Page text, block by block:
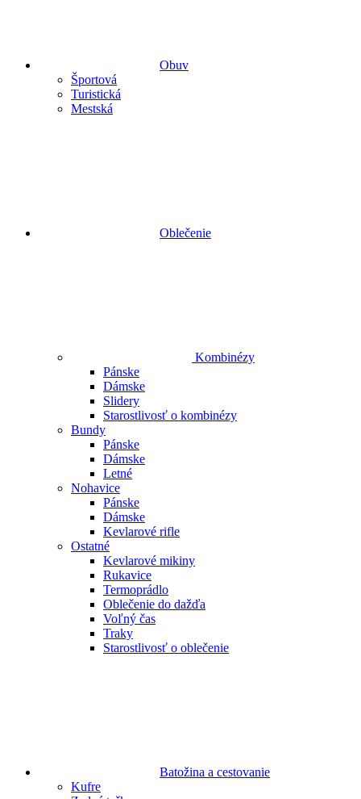
Obuv
Športová
Turistická
Mestská
Oblečenie
Kombinézy
Pánske
Dámske
Slidery
Starostlivosť o kombinézy
Bundy
Pánske
Dámske
Letné
Nohavice
Pánske
Dámske
Kevlarové rifle
Ostatné
Kevlarové mikiny
Rukavice
Termoprádlo
Oblečenie do dažďa
Voľný čas
Traky
Starostlivosť o oblečenie
Batožina a cestovanie
Kufre